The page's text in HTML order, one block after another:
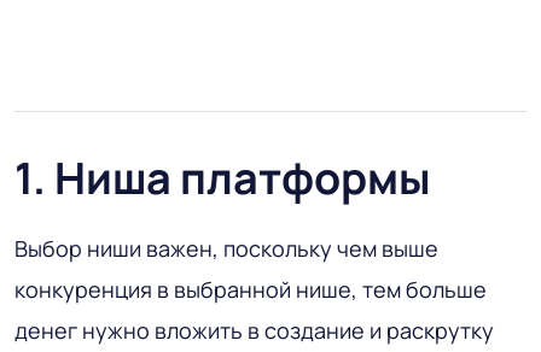
1. Ниша платформы
Выбор ниши важен, поскольку чем выше
конкуренция в выбранной нише, тем больше
денег нужно вложить в создание и раскрутку